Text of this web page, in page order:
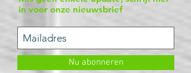
oud-leerling (2)2 posts
Mis geen enkele update, schrijf hier
in voor onze nieuwsbrief